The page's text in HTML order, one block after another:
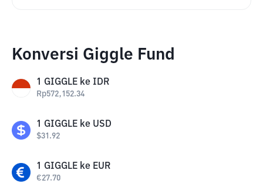
Konversi Giggle Fund
1 GIGGLE ke IDR
Rp572,152.34
1 GIGGLE ke USD
$31.92
1 GIGGLE ke EUR
€27.70